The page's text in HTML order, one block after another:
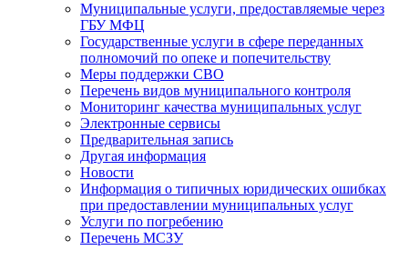
Муниципальные услуги, предоставляемые через
ГБУ МФЦ
Государственные услуги в сфере переданных
полномочий по опеке и попечительству
Меры поддержки СВО
Перечень видов муниципального контроля
Мониторинг качества муниципальных услуг
Электронные сервисы
Предварительная запись
Другая информация
Новости
Информация о типичных юридических ошибках
при предоставлении муниципальных услуг
Услуги по погребению
Перечень МСЗУ